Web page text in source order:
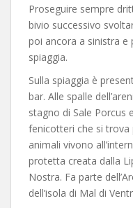
Proseguire sempre
bivio successivo
poi ancora a sinistra e
spiaggia.
Sulla spiaggia è
bar. Alle spalle
stagno di Sale Porcus
fenicotteri che si trova
animali vivono
protetta creata dalla
Nostra. Fa parte
dell’isola di Mal di